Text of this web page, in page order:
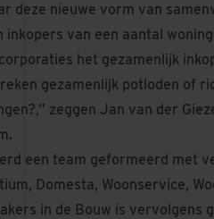
deze nieuwe vorm van
inkopers van een aantal
het gezamenlijk
gezamenlijk potloden of
zeggen Jan van der
een team geformeerd met
Domesta, Woonservice,
in de Bouw is vervolgens